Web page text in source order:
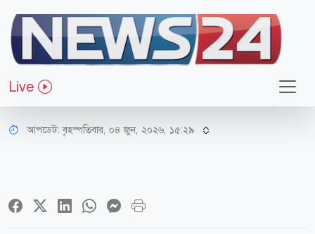
Live
বিনোদন
ব্রাহ্মণবাড়িয়ায় স্থগিত, এবার কক্সবাজারে
চলবে ‘বনলতা এক্সপ্রেস’
আপডেট: বৃহস্পতিবার, ০৪ জুন, ২০২৬, ১৫:২৯